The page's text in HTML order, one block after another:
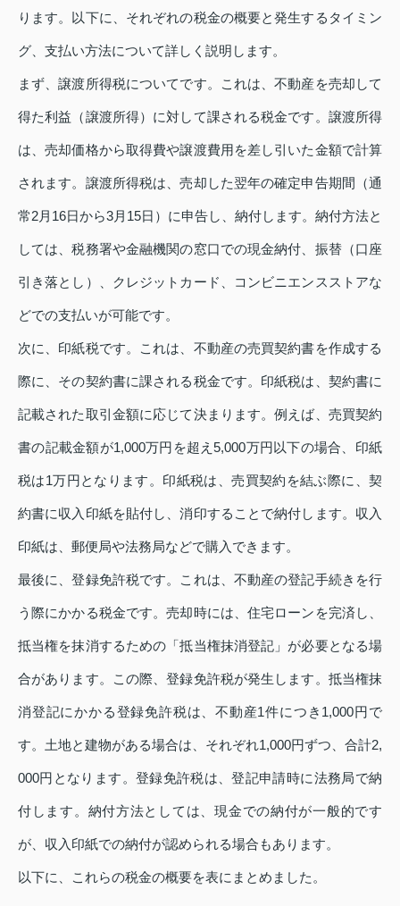
ります。以下に、それぞれの税金の概要と発生するタイミン
グ、支払い方法について詳しく説明します。
まず、譲渡所得税についてです。これは、不動産を売却して
得た利益（譲渡所得）に対して課される税金です。譲渡所得
は、売却価格から取得費や譲渡費用を差し引いた金額で計算
されます。譲渡所得税は、売却した翌年の確定申告期間（通
常2月16日から3月15日）に申告し、納付します。納付方法と
しては、税務署や金融機関の窓口での現金納付、振替（口座
引き落とし）、クレジットカード、コンビニエンスストアな
どでの支払いが可能です。
次に、印紙税です。これは、不動産の売買契約書を作成する
際に、その契約書に課される税金です。印紙税は、契約書に
記載された取引金額に応じて決まります。例えば、売買契約
書の記載金額が1,000万円を超え5,000万円以下の場合、印紙
税は1万円となります。印紙税は、売買契約を結ぶ際に、契
約書に収入印紙を貼付し、消印することで納付します。収入
印紙は、郵便局や法務局などで購入できます。
最後に、登録免許税です。これは、不動産の登記手続きを行
う際にかかる税金です。売却時には、住宅ローンを完済し、
抵当権を抹消するための「抵当権抹消登記」が必要となる場
合があります。この際、登録免許税が発生します。抵当権抹
消登記にかかる登録免許税は、不動産1件につき1,000円で
す。土地と建物がある場合は、それぞれ1,000円ずつ、合計2,
000円となります。登録免許税は、登記申請時に法務局で納
付します。納付方法としては、現金での納付が一般的です
が、収入印紙での納付が認められる場合もあります。
以下に、これらの税金の概要を表にまとめました。